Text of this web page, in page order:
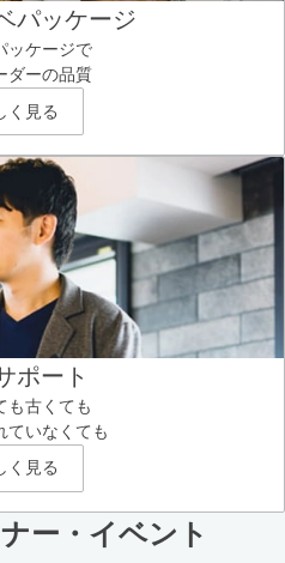
パッケージ
ッケージで
ダーの品質
く見る
ポート
も古くても
ていなくても
く見る
ー・イベント